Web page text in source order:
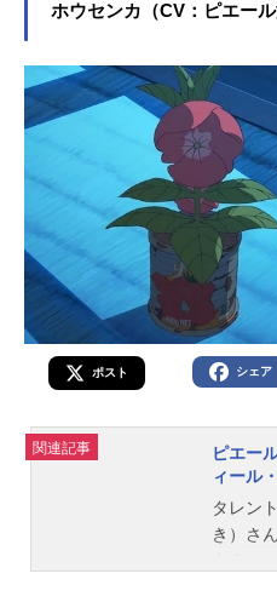
ホウセンカ（CV：ピエール
ポスト シェア
関連記事
ピエー
ィール
タレン
き）さ